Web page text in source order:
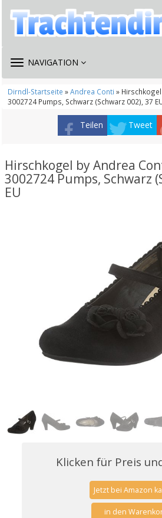
TOGGLE
NAVIGATION
Dirndl-Startseite »Andrea Conti »
3002724 Pumps, Schwarz (Schwarz 002), 37
Teilen Tweet
Hirschkogel by Andrea
3002724 Pumps, Schwarz
EU
Klicken für Preis
Jetzt bei Amazon
in den